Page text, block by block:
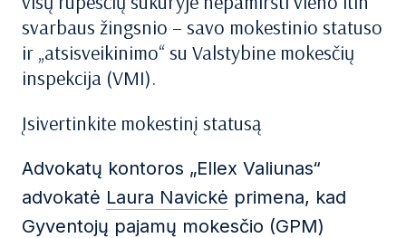
svarbaus žingsnio – savo mokestinio statuso
ir „atsisveikinimo“ su Valstybine mokesčių
inspekcija (VMI).
Įsivertinkite mokestinį statusą
Advokatų kontoros „Ellex Valiunas“
advokatė Laura Navickė primena, kad
Gyventojų pajamų mokesčio (GPM)